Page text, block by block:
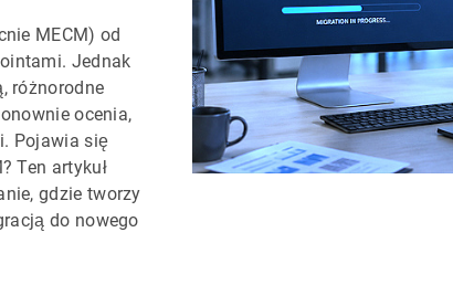
MECM) od
Jednak
różnorodne
ocenia,
Pojawia się
Ten artykuł
gdzie tworzy
do nowego